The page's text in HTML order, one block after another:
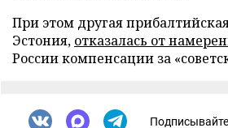
При этом другая
Эстония, отказалась от
России компенсации за